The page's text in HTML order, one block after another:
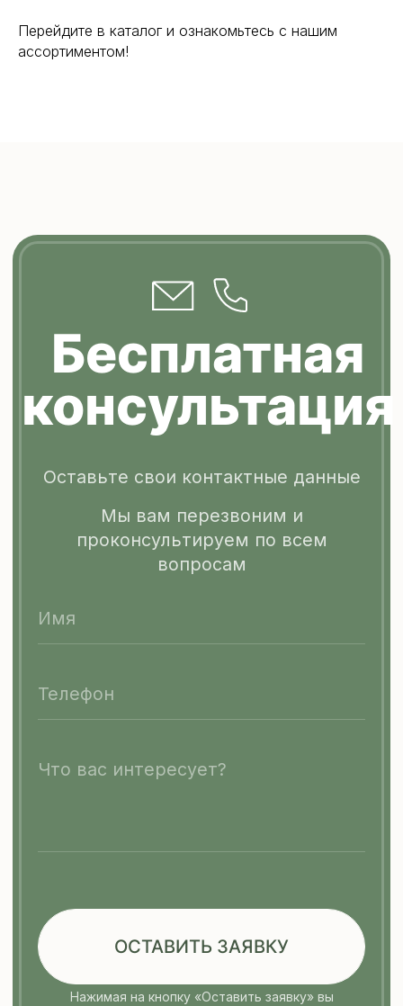
Перейдите в каталог и ознакомьтесь с нашим
ассортиментом!